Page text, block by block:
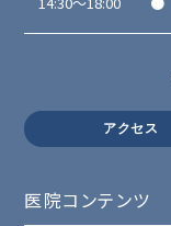
アクセス
医院コンテンツ